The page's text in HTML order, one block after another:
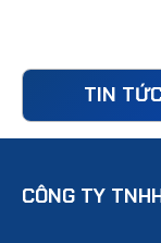
TIN
CÔNG TY